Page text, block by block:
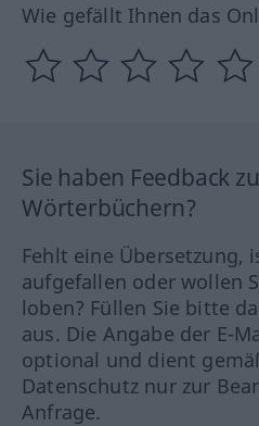
Wie gefällt Ihnen das
Sie haben Feedback
Wörterbüchern?
Fehlt eine Übersetzung,
aufgefallen oder wollen
loben? Füllen Sie bitte
aus. Die Angabe der E-
optional und dient
Datenschutz nur zur
Anfrage.